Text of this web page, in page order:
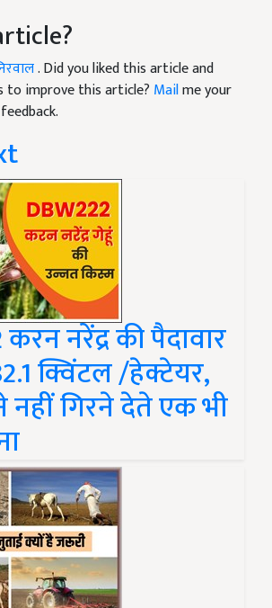
. Did you liked this article and
to improve this article? Mailme your
नरेंद्र की पैदावार
क्विंटल /हेक्टेयर,
गिरने देते एक भी